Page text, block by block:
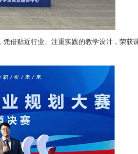
借贴近行业、注重实践的教学设计，荣获